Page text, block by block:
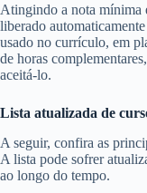
Atingindo a nota mínima
liberado
usado no currículo, em
de horas
aceitá-lo.
Lista atualizada de
A seguir, confira as
A lista pode sofrer
ao longo do tempo.